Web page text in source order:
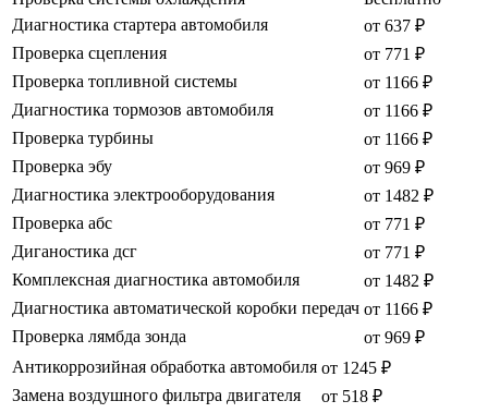
Диагностика стартера автомобиля
от 637 ₽
Проверка сцепления
от 771 ₽
Проверка топливной системы
от 1166 ₽
Диагностика тормозов автомобиля
от 1166 ₽
Проверка турбины
от 1166 ₽
Проверка эбу
от 969 ₽
Диагностика электрооборудования
от 1482 ₽
Проверка абс
от 771 ₽
Диганостика дсг
от 771 ₽
Комплексная диагностика автомобиля
от 1482 ₽
Диагностика автоматической коробки передач от 1166 ₽
Проверка лямбда зонда
от 969 ₽
Антикоррозийная обработка автомобиля от 1245 ₽
Замена воздушного фильтра двигателя
от 518 ₽